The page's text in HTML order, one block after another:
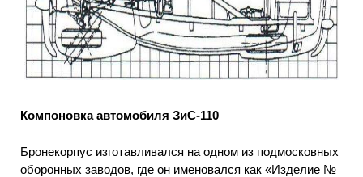
Компоновка автомобиля ЗиС-110
Бронекорпус изготавливался на одном из подмосковных
оборонных заводов, где он именовался как «Изделие №